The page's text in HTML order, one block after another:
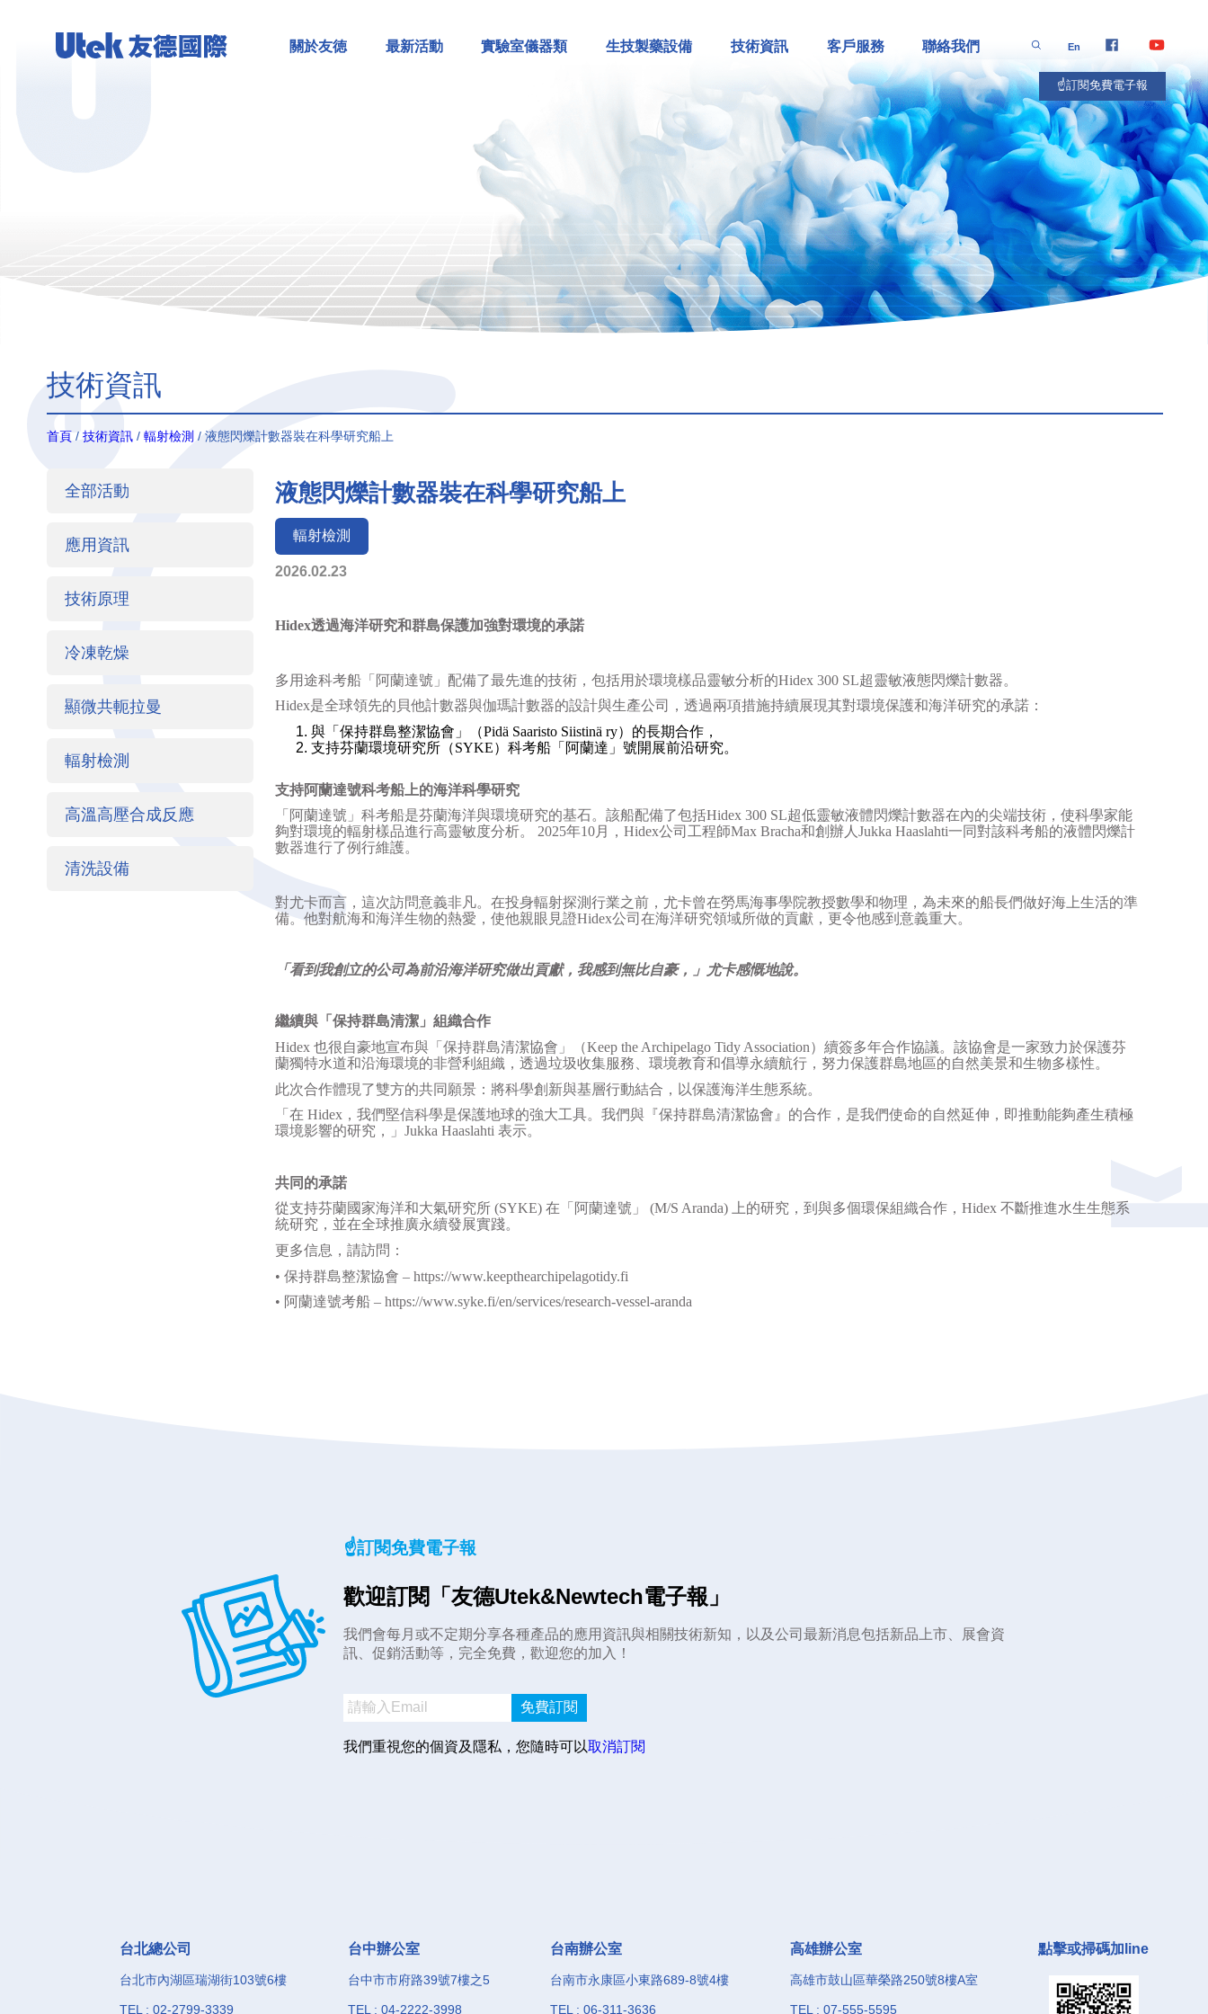
關於友徳 最新活動 實驗室儀器類 生技製藥設備 技術資訊 客戶服務 聯絡我們 En
☝️訂閱免費電子報
技術資訊
首頁 / 技術資訊 / 輻射檢測 / 液態閃爍計數器裝在科學研究船上
全部活動
應用資訊
技術原理
冷凍乾燥
顯微共軛拉曼
輻射檢測
高溫高壓合成反應
清洗設備
液態閃爍計數器裝在科學研究船上
輻射檢測
2026.02.23
Hidex透過海洋研究和群島保護加強對環境的承諾
多用途科考船「阿蘭達號」配備了最先進的技術，包括用於環境樣品靈敏分析的Hidex 300 SL超靈敏液態閃爍計數器。
Hidex是全球領先的貝他計數器與伽瑪計數器的設計與生產公司，透過兩項措施持續展現其對環境保護和海洋研究的承諾：
與「保持群島整潔協會」（Pidä Saaristo Siistinä ry）的長期合作，
支持芬蘭環境研究所（SYKE）科考船「阿蘭達」號開展前沿研究。
支持阿蘭達號科考船上的海洋科學研究
「阿蘭達號」科考船是芬蘭海洋與環境研究的基石。該船配備了包括Hidex 300 SL超低靈敏液體閃爍計數器在內的尖端技術，使科學家能
夠對環境的輻射樣品進行高靈敏度分析。
2025年10月， Hidex公司工程師Max Bracha和創辦人 Jukka Haaslahti一同對該科考船的液體閃爍計
數器進行了例行維護。
對尤卡而言，這次訪問意義非凡。在投身輻射探測行業之前，尤卡曾在勞馬海事學院教授數學和物理，為未來的船長們做好海上生活的準
備。他對航海和海洋生物的熱愛，使他親眼見證Hidex公司在海洋研究領域所做的貢獻，更令他感到意義重大。
「看到我創立的公司為前沿海洋研究做出貢獻，我感到無比自豪，」尤卡感慨地說。
繼續與「保持群島清潔」組織合作
Hidex 也很自豪地宣布與「保持群島清潔協會」（Keep the Archipelago Tidy Association）續簽多年合作協議。該協會是一家致力於保護芬
蘭獨特水道和沿海環境的非營利組織，透過垃圾收集服務、環境教育和倡導永續航行，努力保護群島地區的自然美景和生物多樣性。
此次合作體現了雙方的共同願景：將科學創新與基層行動結合，以保護海洋生態系統。
「在 Hidex ，我們堅信科學是保護地球的強大工具。我們與『保持群島清潔協會』的合作，是我們使命的自然延伸，即推動能夠產生積極
環境影響的研究，」 Jukka Haaslahti 表示。
共同的承諾
從支持芬蘭國家海洋和大氣研究所 (SYKE) 在「阿蘭達號」 (M/S Aranda) 上的研究，到與多個環保組織合作， Hidex 不斷推進水生生態系
統研究，並在全球推廣永續發展實踐。
更多信息，請訪問：
• 保持群島整潔協會 – https://www.keepthearchipelagotidy.fi
• 阿蘭達號考船 – https://www.syke.fi/en/services/research-vessel-aranda
☝️訂閱免費電子報
歡迎訂閱「友德Utek&Newtech電子報」
我們會每月或不定期分享各種產品的應用資訊與相關技術新知，以及公司最新消息包括新品上市、展會資
訊、促銷活動等，完全免費，歡迎您的加入！
免費訂閱
我們重視您的個資及隱私，您隨時可以取消訂閱
台北總公司
台北市內湖區瑞湖街103號6樓
TEL : 02-2799-3339
台中辦公室
台中市市府路39號7樓之5
TEL : 04-2222-3998
台南辦公室
台南市永康區小東路689-8號4樓
TEL : 06-311-3636
高雄辦公室
高雄市鼓山區華榮路250號8樓A室
TEL : 07-555-5595
點擊或掃碼加line